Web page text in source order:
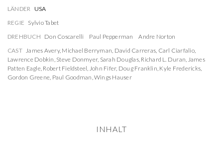
LÄNDER USA
REGIE Sylvio Tabet
DREHBUCH Don Coscarelli Paul Pepperman
Andre Norton
CAST James Avery, Michael Berryman, David Carreras, Carl Ciarfalio,
Lawrence Dobkin, Steve Donmyer, Sarah Douglas, Richard L. Duran, James
Patten Eagle, Robert Fieldsteel, John Fifer, Doug Franklin, Kyle Fredericks,
Gordon Greene, Paul Goodman,Wings Hauser
INHALT